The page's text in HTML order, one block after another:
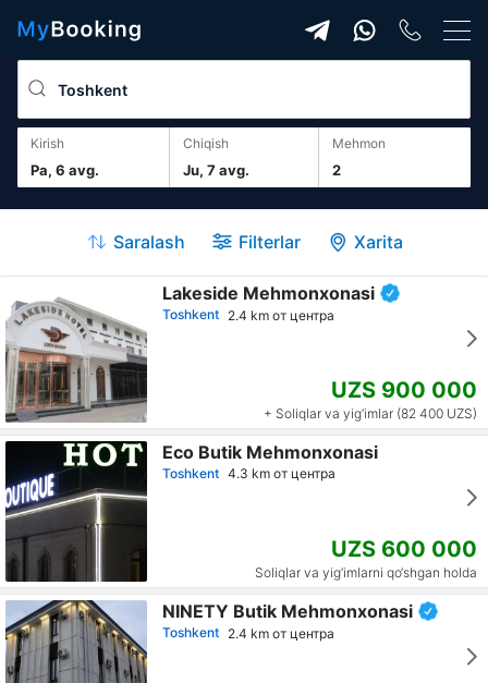
Kirish
Pa, 6 avg.
Chiqish
Ju, 7 avg. 2
mehmon
Saralash Filterlar Xarita
Lakeside Mehmonxonasi
Toshkent 2.4 km от центра
UZS 900 000
+ Soliqlar va yig‘imlar (82 400 UZS)
Eco Butik Mehmonxonasi
Toshkent 4.3 km от центра
UZS 600 000
Soliqlar va yig‘imlarni qo‘shgan holda
NINETY Butik Mehmonxonasi
Toshkent 2.4 km от центра